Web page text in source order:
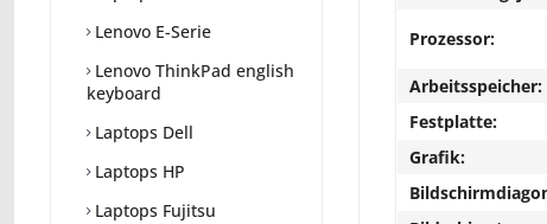
Lenovo E-Serie
Lenovo ThinkPad english
keyboard
Laptops Dell
Laptops HP
Laptops Fujitsu
Prozessor:
Arbeitsspeicher:
Festplatte:
Grafik: